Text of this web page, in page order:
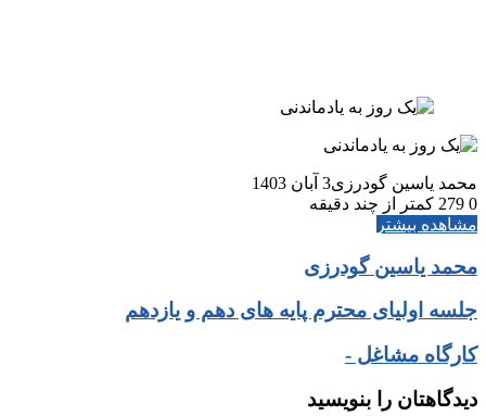
محمد یاسین گودرزی3 آبان 1403
0
کمتر از چند دقیقه
مشاهده بیشتر
محمد یاسین گودرزی
جلسه اولیای محترم پایه های دهم و یازدهم
کارگاه مشاغل -
دیدگاهتان را بنویسید